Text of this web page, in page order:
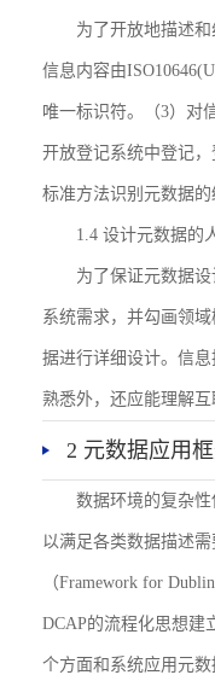
为了开放地描述
信息内容由
唯一标识符。（3）对
开放登记系统中登记
标准方法识别元数据
1.4 设计元数据的
为了保证元数据
系统需求，并勾画领
据进行详细设计。信
熟悉外，还应能理解
2 元数据应用
数据环境的复杂
以满足各类数据描述
（Framework for
DCAP的流程化思想建
个方面和系统应用元